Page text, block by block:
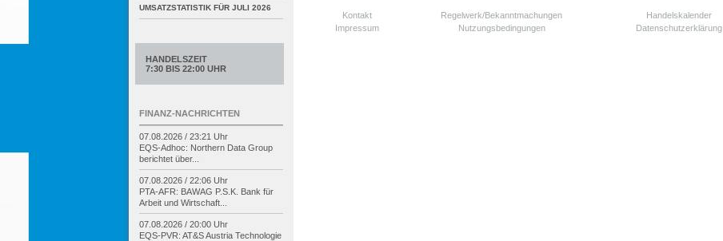
Kontakt Regelwerk/Bekanntmachungen
Handelskalender
Impressum
Nutzungsbedingungen Datenschutzerklärung
UMSATZSTATISTIK FÜR JULI 2026
HANDELSZEIT
7:30 BIS 22:00 UHR
FINANZ-NACHRICHTEN
07.08.2026 / 23:21 Uhr
EQS-Adhoc: Northern Data Group
berichtet über...
07.08.2026 / 22:06 Uhr
PTA-AFR: BAWAG P.S.K. Bank für
Arbeit und Wirtschaft...
07.08.2026 / 20:00 Uhr
EQS-PVR: AT&S Austria Technologie